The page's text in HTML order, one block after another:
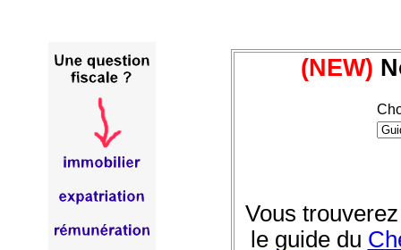
(NEW)
Vous
le guide du